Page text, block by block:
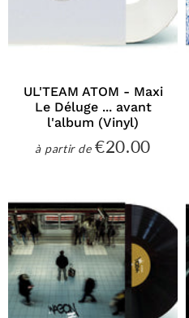
UL'TEAM ATOM - Maxi
Le Déluge ... avant
l'album (Vinyl)
à partir dePrix
€20.00